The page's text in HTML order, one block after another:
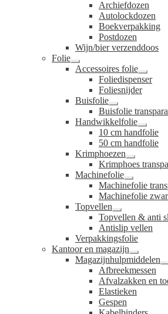
uitvouwen
Archiefdozen
Autolockdozen
Boekverpakking
Postdozen
Wijn/bier verzenddoos
Folie
Submenu
uitvouwen
Accessoires folie
Foliedispenser
Foliesnijder
Buisfolie
Submenu
uitvouwen
Buisfolie
Handwikkelfolie
10 cm handfolie
50 cm handfolie
Krimphoezen
Submenu
uitvouwen
Krimphoes
Machinefolie
Submenu
uitvouwen
Machinefolie
Machinefolie
Topvellen
Submenu
uitvouwen
Topvellen & anti
Antislip vellen
Verpakkingsfolie
Kantoor en magazijn
Submenu
uitvouwen
Magazijnhulpmiddelen
Afbreekmessen
Afvalzakken en
Elastieken
Gespen